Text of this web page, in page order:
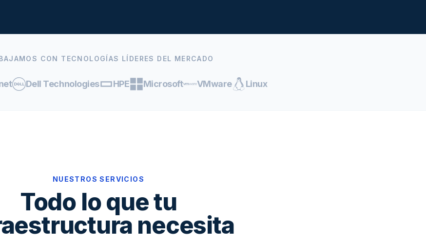
CON TECNOLOGÍAS LÍDERES DEL MERCADO
Dell Technologies HPE Microsoft VMware Linux
NUESTROS SERVICIOS
Todo lo que tu
necesita